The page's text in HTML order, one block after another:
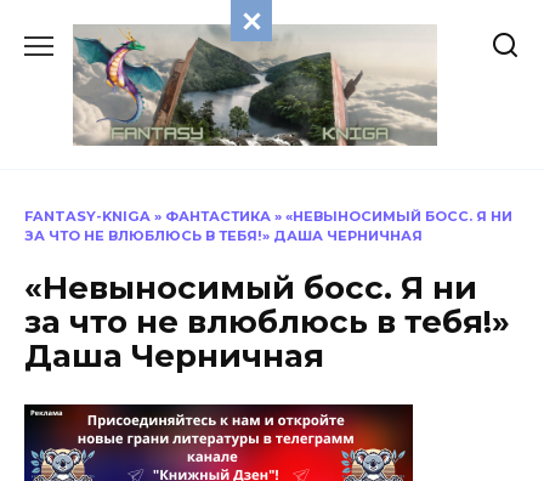
содержанию
FANTASY-KNIGA » ФАНТАСТИКА » «НЕВЫНОСИМЫЙ БОСС. Я НИ
ЗА ЧТО НЕ ВЛЮБЛЮСЬ В ТЕБЯ!» ДАША ЧЕРНИЧНАЯ
«Невыносимый босс. Я ни
за что не влюблюсь в тебя!»
Даша Черничная